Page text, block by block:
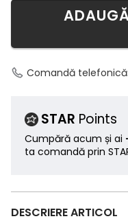
Comandă telefonică:
STAR Points
Cumpără acum și ai
ta comandă prin
DESCRIERE ARTICOL